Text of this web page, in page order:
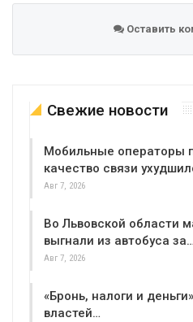
Оставить
Свежие новости
Мобильные операторы
качество связи
Авг 7, 2026
Во Львовской области
выгнали из автобуса за…
Авг 7, 2026
«Бронь, налоги и
властей…